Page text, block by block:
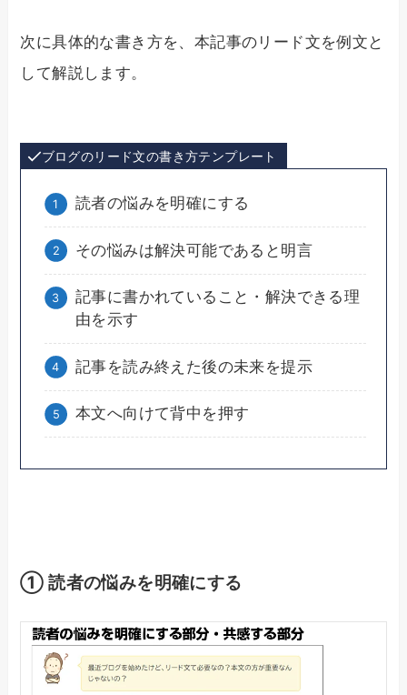
次に具体的な書き方を、本記事のリード文を例文と
して解説します。
ブログのリード文の書き方テンプレート
読者の悩みを明確にする
その悩みは解決可能であると明言
記事に書かれていること・解決できる理
由を示す
記事を読み終えた後の未来を提示
本文へ向けて背中を押す
① 読者の悩みを明確にする